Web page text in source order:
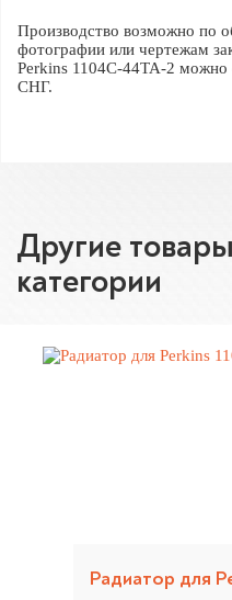
Производство возможно по
фотографии или чертежам
Perkins 1104C-44TA-2 можно
СНГ.
Другие
категории
Радиатор для